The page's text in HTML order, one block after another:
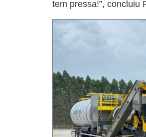
tem pressa!”, concluiu